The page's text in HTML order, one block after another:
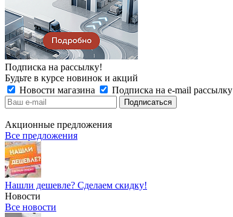
Подписка на рассылку!
Будьте в курсе новинок и акций
Новости магазина
Подписка на e-mail рассылку
Акционные предложения
Все предложения
Нашли дешевле? Сделаем скидку!
Новости
Все новости